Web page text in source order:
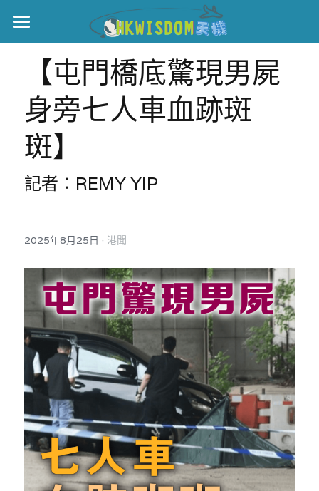
主頁
世界盃
伊美戰爭
黎智英案
正本清源•黎智英案
宏福火災
宏福苑聽證會
宏福火災正視聽
記錄．宏福苑火災
中國
國際
娛樂
反華推手你要知
反華推手懶人包
民主派騙案十式
反華推手起底
美西霸凌內幕
KOL 專欄
林淑芳專欄
屈穎妍專欄
朱庭萱專欄
絕密法庭檔案
醫院口岸爆炸案
屠龍小隊案
生活
吃喝玩指南
關於我們
【屯門橋底驚現男屍
身旁七人車血跡斑
斑】
記者：REMY YIP
2025年8月25日 · 港聞